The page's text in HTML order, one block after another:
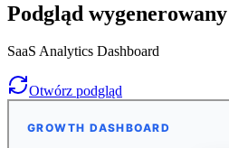
Podgląd wygenerowany
SaaS Analytics Dashboard
Otwórz podgląd